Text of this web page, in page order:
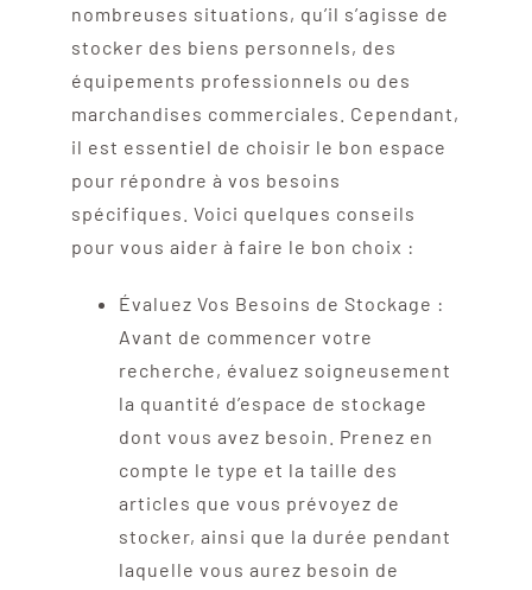
nombreuses situations, qu’il s’agisse de
stocker des biens personnels, des
équipements professionnels ou des
marchandises commerciales. Cependant,
il est essentiel de choisir le bon espace
pour répondre à vos besoins
spécifiques. Voici quelques conseils
pour vous aider à faire le bon choix :
Évaluez Vos Besoins de Stockage :
Avant de commencer votre
recherche, évaluez soigneusement
la quantité d’espace de stockage
dont vous avez besoin. Prenez en
compte le type et la taille des
articles que vous prévoyez de
stocker, ainsi que la durée pendant
laquelle vous aurez besoin de